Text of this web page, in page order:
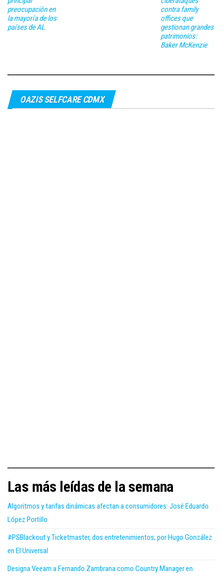
preocupación en
la mayoría de los
países de AL
contra family
offices que
gestionan grandes
patrimonios:
Baker McKenzie
OAZIS SELFCARE CDMX
Las más leídas de la semana
Algoritmos y tarifas dinámicas afectan a consumidores: José Eduardo
López Portillo
#PSBlackout y Ticketmaster, dos entretenimientos; por Hugo González
en El Universal
Designa Veeam a Fernando Zambrana como Country Manager en